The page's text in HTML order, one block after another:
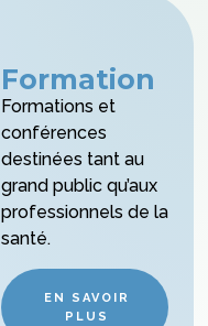
Formation
Formations et
conférences
destinées tant au
grand public qu’aux
professionnels de la
santé.
EN SAVOIR
PLUS